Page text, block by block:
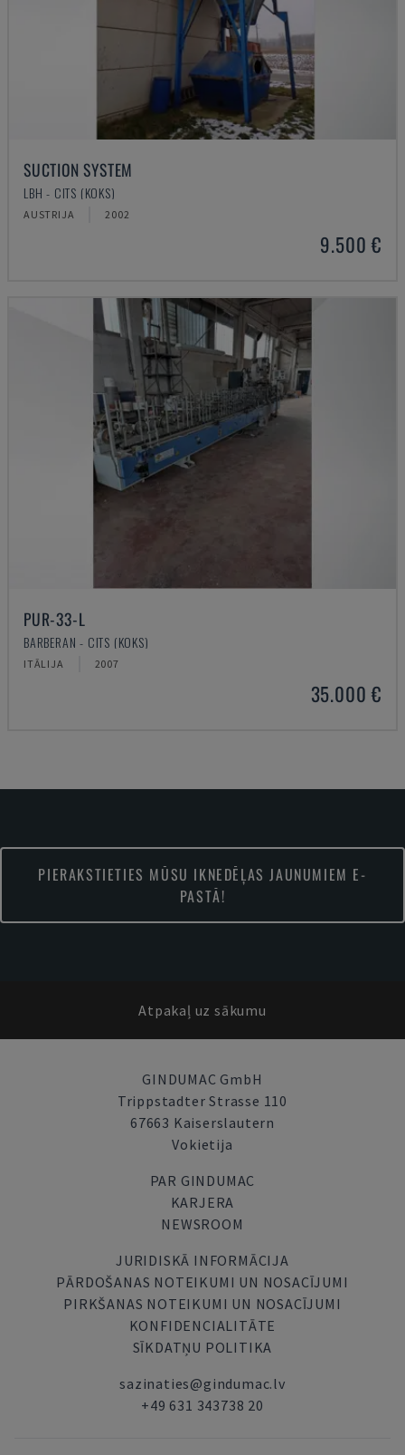
SUCTION SYSTEM
LBH - CITS (KOKS)
AUSTRIJA 2002
9.500 €
PUR-33-L
BARBERAN - CITS (KOKS)
ITĀLIJA 2007
35.000 €
PIERAKSTIETIES MŪSU IKNEDĒĻAS JAUNUMIEM E-
PASTĀ!
Atpakaļ uz sākumu
GINDUMAC GmbH
Trippstadter Strasse 110
67663 Kaiserslautern
Vokietija
PAR GINDUMAC
KARJERA
NEWSROOM
JURIDISKĀ INFORMĀCIJA
PĀRDOŠANAS NOTEIKUMI UN NOSACĪJUMI
PIRKŠANAS NOTEIKUMI UN NOSACĪJUMI
KONFIDENCIALITĀTE
SĪKDATŅU POLITIKA
sazinaties@gindumac.lv
+49 631 343738 20